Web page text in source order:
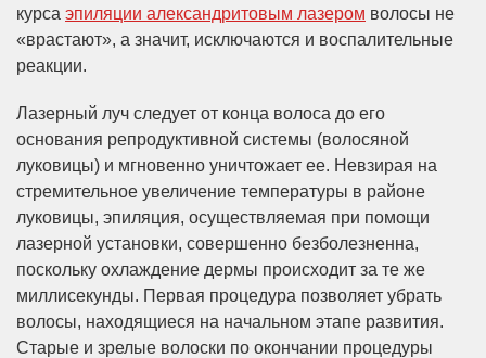
курса эпиляции александритовым лазером волосы не
«врастают», а значит, исключаются и воспалительные
реакции.
Лазерный луч следует от конца волоса до его
основания репродуктивной системы (волосяной
луковицы) и мгновенно уничтожает ее. Невзирая на
стремительное увеличение температуры в районе
луковицы, эпиляция, осуществляемая при помощи
лазерной установки, совершенно безболезненна,
поскольку охлаждение дермы происходит за те же
миллисекунды. Первая процедура позволяет убрать
волосы, находящиеся на начальном этапе развития.
Старые и зрелые волоски по окончании процедуры